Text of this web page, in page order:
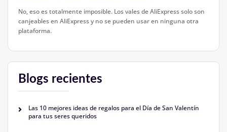
No, eso es totalmente imposible. Los vales de AliExpress solo son
canjeables en AliExpress y no se pueden usar en ninguna otra
plataforma.
Blogs recientes
Las 10 mejores ideas de regalos para el Día de San Valentín
para tus seres queridos